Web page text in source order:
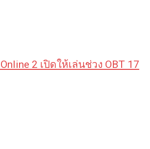
2 เปิดให้เล่นช่วง OBT 17